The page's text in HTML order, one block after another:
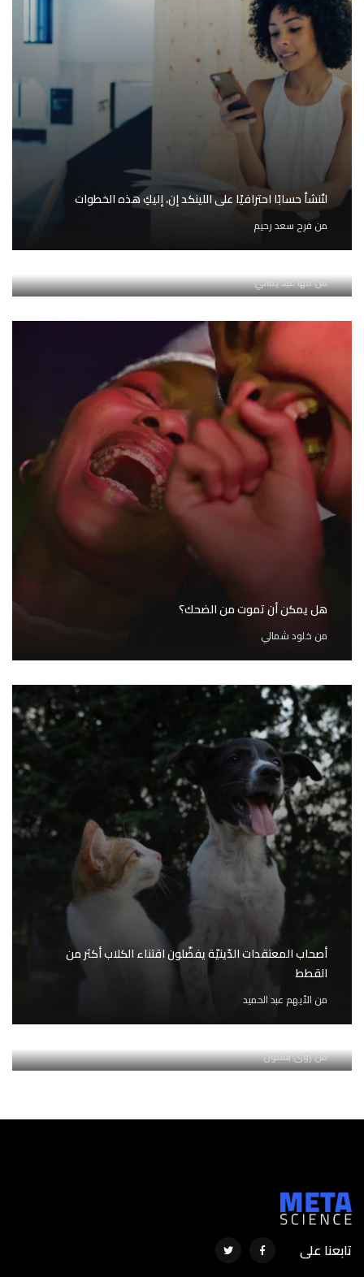
لتُنشأ حسابًا احترافيًا على اللينكد إن، إليكِ هذه الخطوات
من فرح سعد رحيم
أهم خمس مهارات تحتاجها للتوظيف عام 2023
منمها عيد يماني
هل يمكن أن تموت من الضحك؟
من خلود شمالي
أصحاب المعتقدات الدّينيّة يفضّلون اقتناء الكلاب أكثر من
القطط
من الأيهم عبد الحميد
4 مهارات أساسية في كل مرحلة من حياتك المهنية
منرؤى بستون
تابعنا على